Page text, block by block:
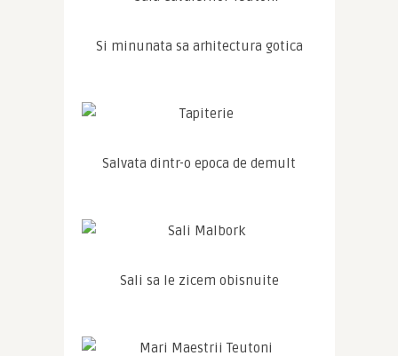
Si minunata sa arhitectura gotica
Salvata dintr-o epoca de demult
Sali sa le zicem obisnuite